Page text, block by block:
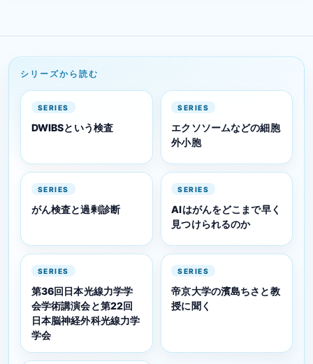
シリーズから読む
SERIES
DWIBSという検査
SERIES
エクソソームなどの細胞
外小胞
SERIES
がん検査と過剰診断
SERIES
AIはがんをどこまで早く
見つけられるのか
SERIES
第36回日本光線力学学
会学術講演会と第22回
日本脳神経外科光線力学
学会
SERIES
帝京大学の濱島ちさと教
授に聞く